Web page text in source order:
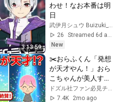
3:13:59
わせ！なお本番は明
日
26
New
✂️おらふくん「発想
が天才やん！」おら
こちゃんが美人すぎ
るwww【ドズル社/
切り抜き】
7.4K
2mo ago